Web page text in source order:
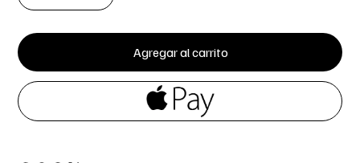
Agregar al carrito
-